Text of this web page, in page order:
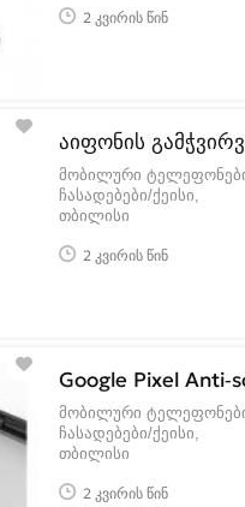
2 კვირის წინ
აიფონის
მობილური
ჩასადებები/ქეისი
თბილისი
2 კვირის წინ
Google Pixel Anti-
მობილური
ჩასადებები/ქეისი
თბილისი
2 კვირის წინ